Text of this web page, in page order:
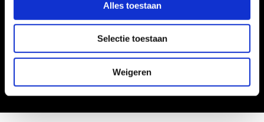
Alles toestaan
Selectie toestaan
Weigeren
Branson heeft iets heel
speciaals ontworpen